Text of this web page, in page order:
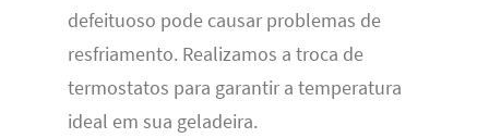
defeituoso pode causar problemas de
resfriamento. Realizamos a troca de
termostatos para garantir a temperatura
ideal em sua geladeira.